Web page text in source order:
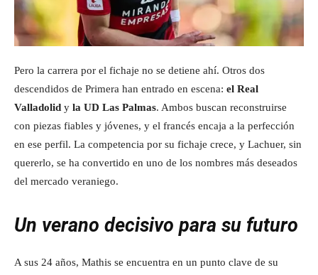
Pero la carrera por el fichaje no se detiene ahí. Otros dos
descendidos de Primera han entrado en escena: el Real
Valladolid y la UD Las Palmas. Ambos buscan reconstruirse
con piezas fiables y jóvenes, y el francés encaja a la perfección
en ese perfil. La competencia por su fichaje crece, y Lachuer, sin
quererlo, se ha convertido en uno de los nombres más deseados
del mercado veraniego.
Un verano decisivo para su futuro
A sus 24 años, Mathis se encuentra en un punto clave de su